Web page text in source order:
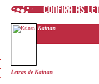
Kainan
Letras de Kainan